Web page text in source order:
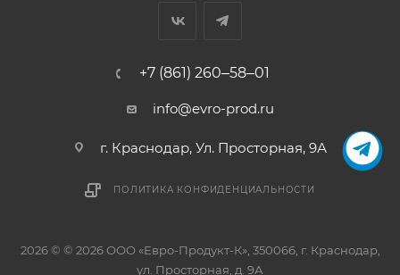
+7 (861) 260‒58‒01
info@evro-prod.ru
г. Краснодар, ​Ул. Просторная, 9А
ПОЛИТИКА КОНФИДЕНЦИАЛЬНОСТИ
2026 © © 2026 ООО «Евро-Продукт-К», 350066, г. Краснодар,
ул. Просторная, д. 9А